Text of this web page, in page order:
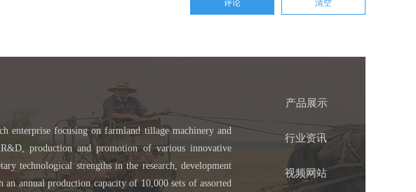
产品展示
行业资讯
视频网站
enterprise focusing on farmland tillage machinery and
production and promotion of various innovative
technological strengths in the research, development
annual production capacity of 10,000 sets of assorted